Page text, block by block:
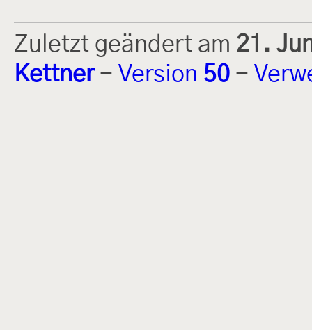
Zuletzt geändert am 21.
Kettner- Version 50 -